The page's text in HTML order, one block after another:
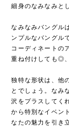
細身のなみなみと
なみなみバングル
ンプルなバングル
コーディネートの
重ね付けしても◎
独特な形状は、他
とでしょう。なみ
沢をプラスしてく
から特別なイベン
なたの魅力を引き